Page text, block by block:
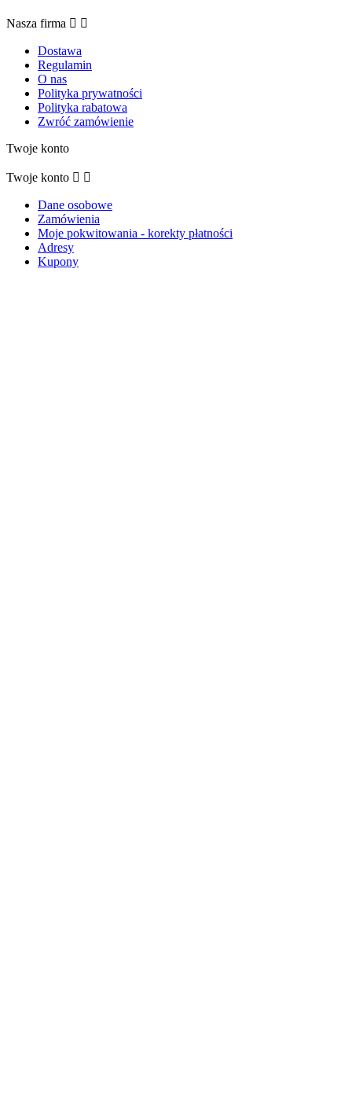
Nasza firma  
Dostawa
Regulamin
O nas
Polityka prywatności
Polityka rabatowa
Zwróć zamówienie
Twoje konto
Twoje konto  
Dane osobowe
Zamówienia
Moje pokwitowania - korekty płatności
Adresy
Kupony